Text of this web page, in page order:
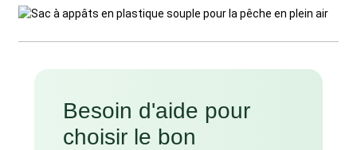
Besoin d'aide pour
choisir le bon